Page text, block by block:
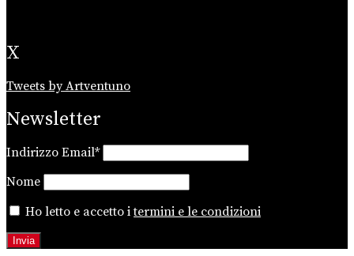
X
Tweets by Artventuno
Newsletter
Indirizzo Email*
Nome
Ho letto e accetto itermini e le condizioni